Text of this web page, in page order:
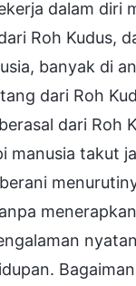
dalam diri
Roh Kudus,
banyak di
dari Roh
dari Roh
manusia takut